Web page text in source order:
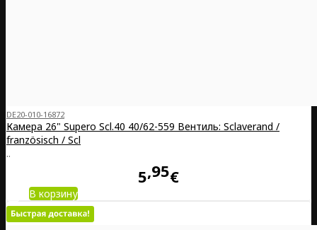
DE20-010-16872
Камера 26" Supero Scl.40 40/62-559 Вентиль: Sclaverand /
französisch / Scl
..
5 95€
В корзину